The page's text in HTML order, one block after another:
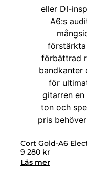
Cort Gold-A6
9 280 kr
Läs mer